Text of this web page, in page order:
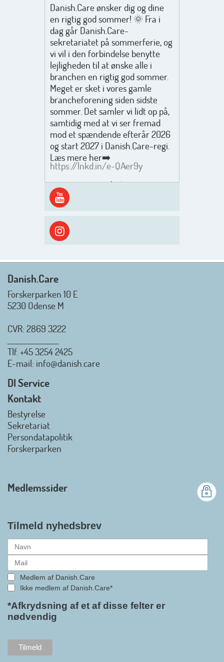
Danish.Care ønsker dig og dine
en rigtig god sommer! 🌞 Fra i
dag går Danish.Care-
sekretariatet på sommerferie, og
vi vil i den forbindelse benytte
lejligheden til at ønske alle i
branchen en rigtig god sommer.
Meget er sket i vores gamle
brancheforening siden sidste
sommer. Det samler vi lidt op på,
samtidig med at vi ser fremad
mod et spændende efterår 2026
og start 2027 i Danish.Care-regi.
Læs mere her➡️
https://lnkd.in/e-QAer9y
Men inden det går løs med en
spændende og aktivt
efterårsæson, så går turen først
ud i solen, ned til vandet og ind i
skyggen igen. Danish.Care holder
sommerlukket i uge 29 + 30.
Mvh. Anders, Helle og Malthe
Danish.Care - Branchen for
hjælpemidler og
Danish.Care fra den 01. juli 2026
officielt kan kalde sig for
medlemsforening i DI - Dansk
gennemslagskraft og skabe
hjælpemidler samt give
medlemmerne adgang til en
alle formaliteterne nu er på plads
i samarbejdet mellem
Danish.Care og DI glæder
bestyrelsesleder i Danish.Care,
Claus Ipsen. Han betragter
fremtidssikring af Danish.Care,
som både er med til at styrke
Danish.Care
Forskerparken 10 E
5230 Odense M
CVR: 2869 3222
Tlf. +45 3254 2425
E-mail: info@danish.care
DI Service
Kontakt
Bestyrelse
Sekretariat
Persondatapolitik
Forskerparken
Medlemssider
Tilmeld nyhedsbrev
Medlem af Danish.Care
Ikke medlem af Danish.Care*
*Afkrydsning af et af disse felter er
nødvendig